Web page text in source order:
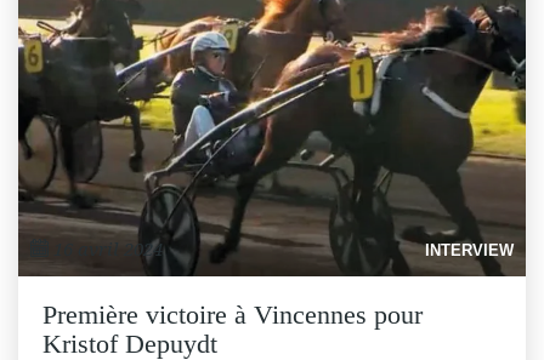
16 avril 2024 INTERVIEW
Première victoire à Vincennes pour
Kristof Depuydt